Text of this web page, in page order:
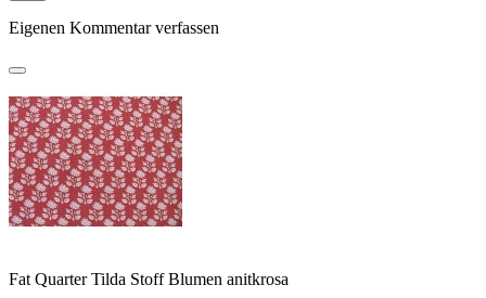
Eigenen Kommentar verfassen
Fat Quarter Tilda Stoff Blumen anitkrosa